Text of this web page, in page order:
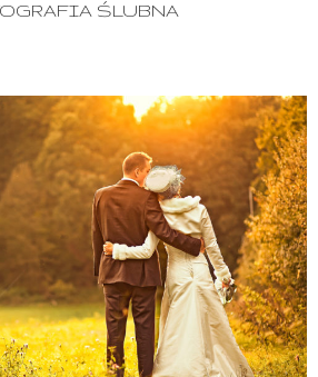
ŚLUBNA